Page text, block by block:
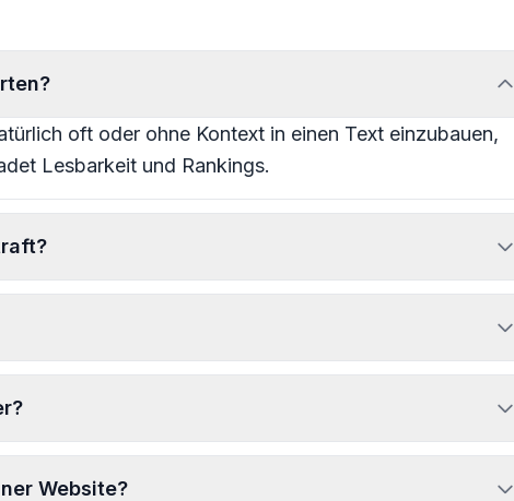
oft oder ohne Kontext in einen Text einzubauen,
Lesbarkeit und Rankings.
Website?